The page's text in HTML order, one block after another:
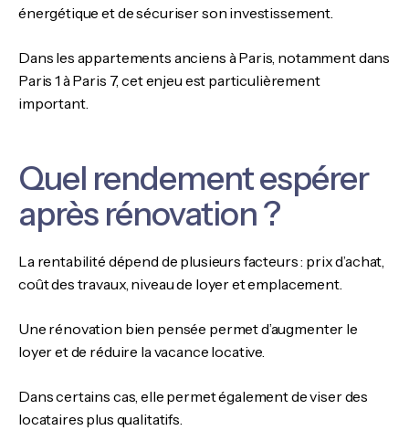
énergétique et de sécuriser son investissement.
Dans les appartements anciens à Paris, notamment dans
Paris 1 à Paris 7, cet enjeu est particulièrement
important.
Quel rendement espérer
après rénovation ?
La rentabilité dépend de plusieurs facteurs : prix d’achat,
coût des travaux, niveau de loyer et emplacement.
Une rénovation bien pensée permet d’augmenter le
loyer et de réduire la vacance locative.
Dans certains cas, elle permet également de viser des
locataires plus qualitatifs.